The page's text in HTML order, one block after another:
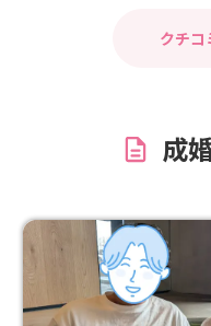
り、サポートをしてく
がある人だけにしてく
んくらいの距離感なの
やすいと思います！ 私は町さんに初めて
紹介してくださった方
本当に頭が上がりません。 ps投稿が
クチコ
成